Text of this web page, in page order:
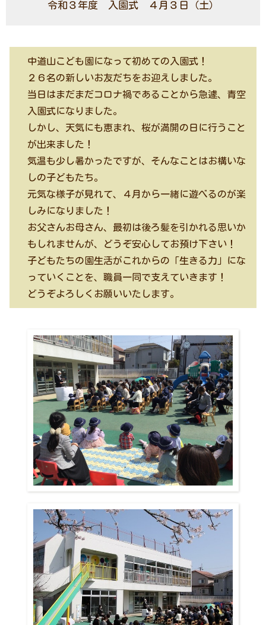
令和３年度 入園式 ４月３日（土）
中道山こども園になって初めての入園式！
２６名の新しいお友だちをお迎えしました。
当日はまだまだコロナ禍であることから急遽、青空
入園式になりました。
しかし、天気にも恵まれ、桜が満開の日に行うこと
が出来ました！
気温も少し暑かったですが、そんなことはお構いな
しの子どもたち。
元気な様子が見れて、４月から一緒に遊べるのが楽
しみになりました！
お父さんお母さん、最初は後ろ髪を引かれる思いか
もしれませんが、どうぞ安心してお預け下さい！
子どもたちの園生活がこれからの「生きる力」にな
っていくことを、職員一同で支えていきます！
どうぞよろしくお願いいたします。